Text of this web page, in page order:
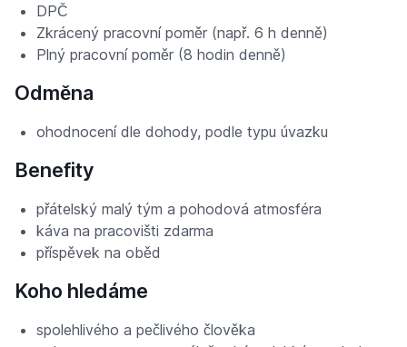
DPČ
Zkrácený pracovní poměr (např. 6 h denně)
Plný pracovní poměr (8 hodin denně)
Odměna
ohodnocení dle dohody, podle typu úvazku
Benefity
přátelský malý tým a pohodová atmosféra
káva na pracovišti zdarma
příspěvek na oběd
Koho hledáme
spolehlivého a pečlivého člověka